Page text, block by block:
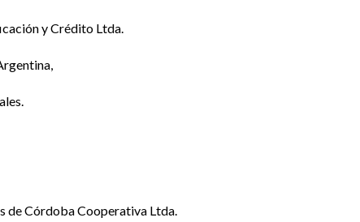
y Crédito Ltda.
de Córdoba Cooperativa Ltda.